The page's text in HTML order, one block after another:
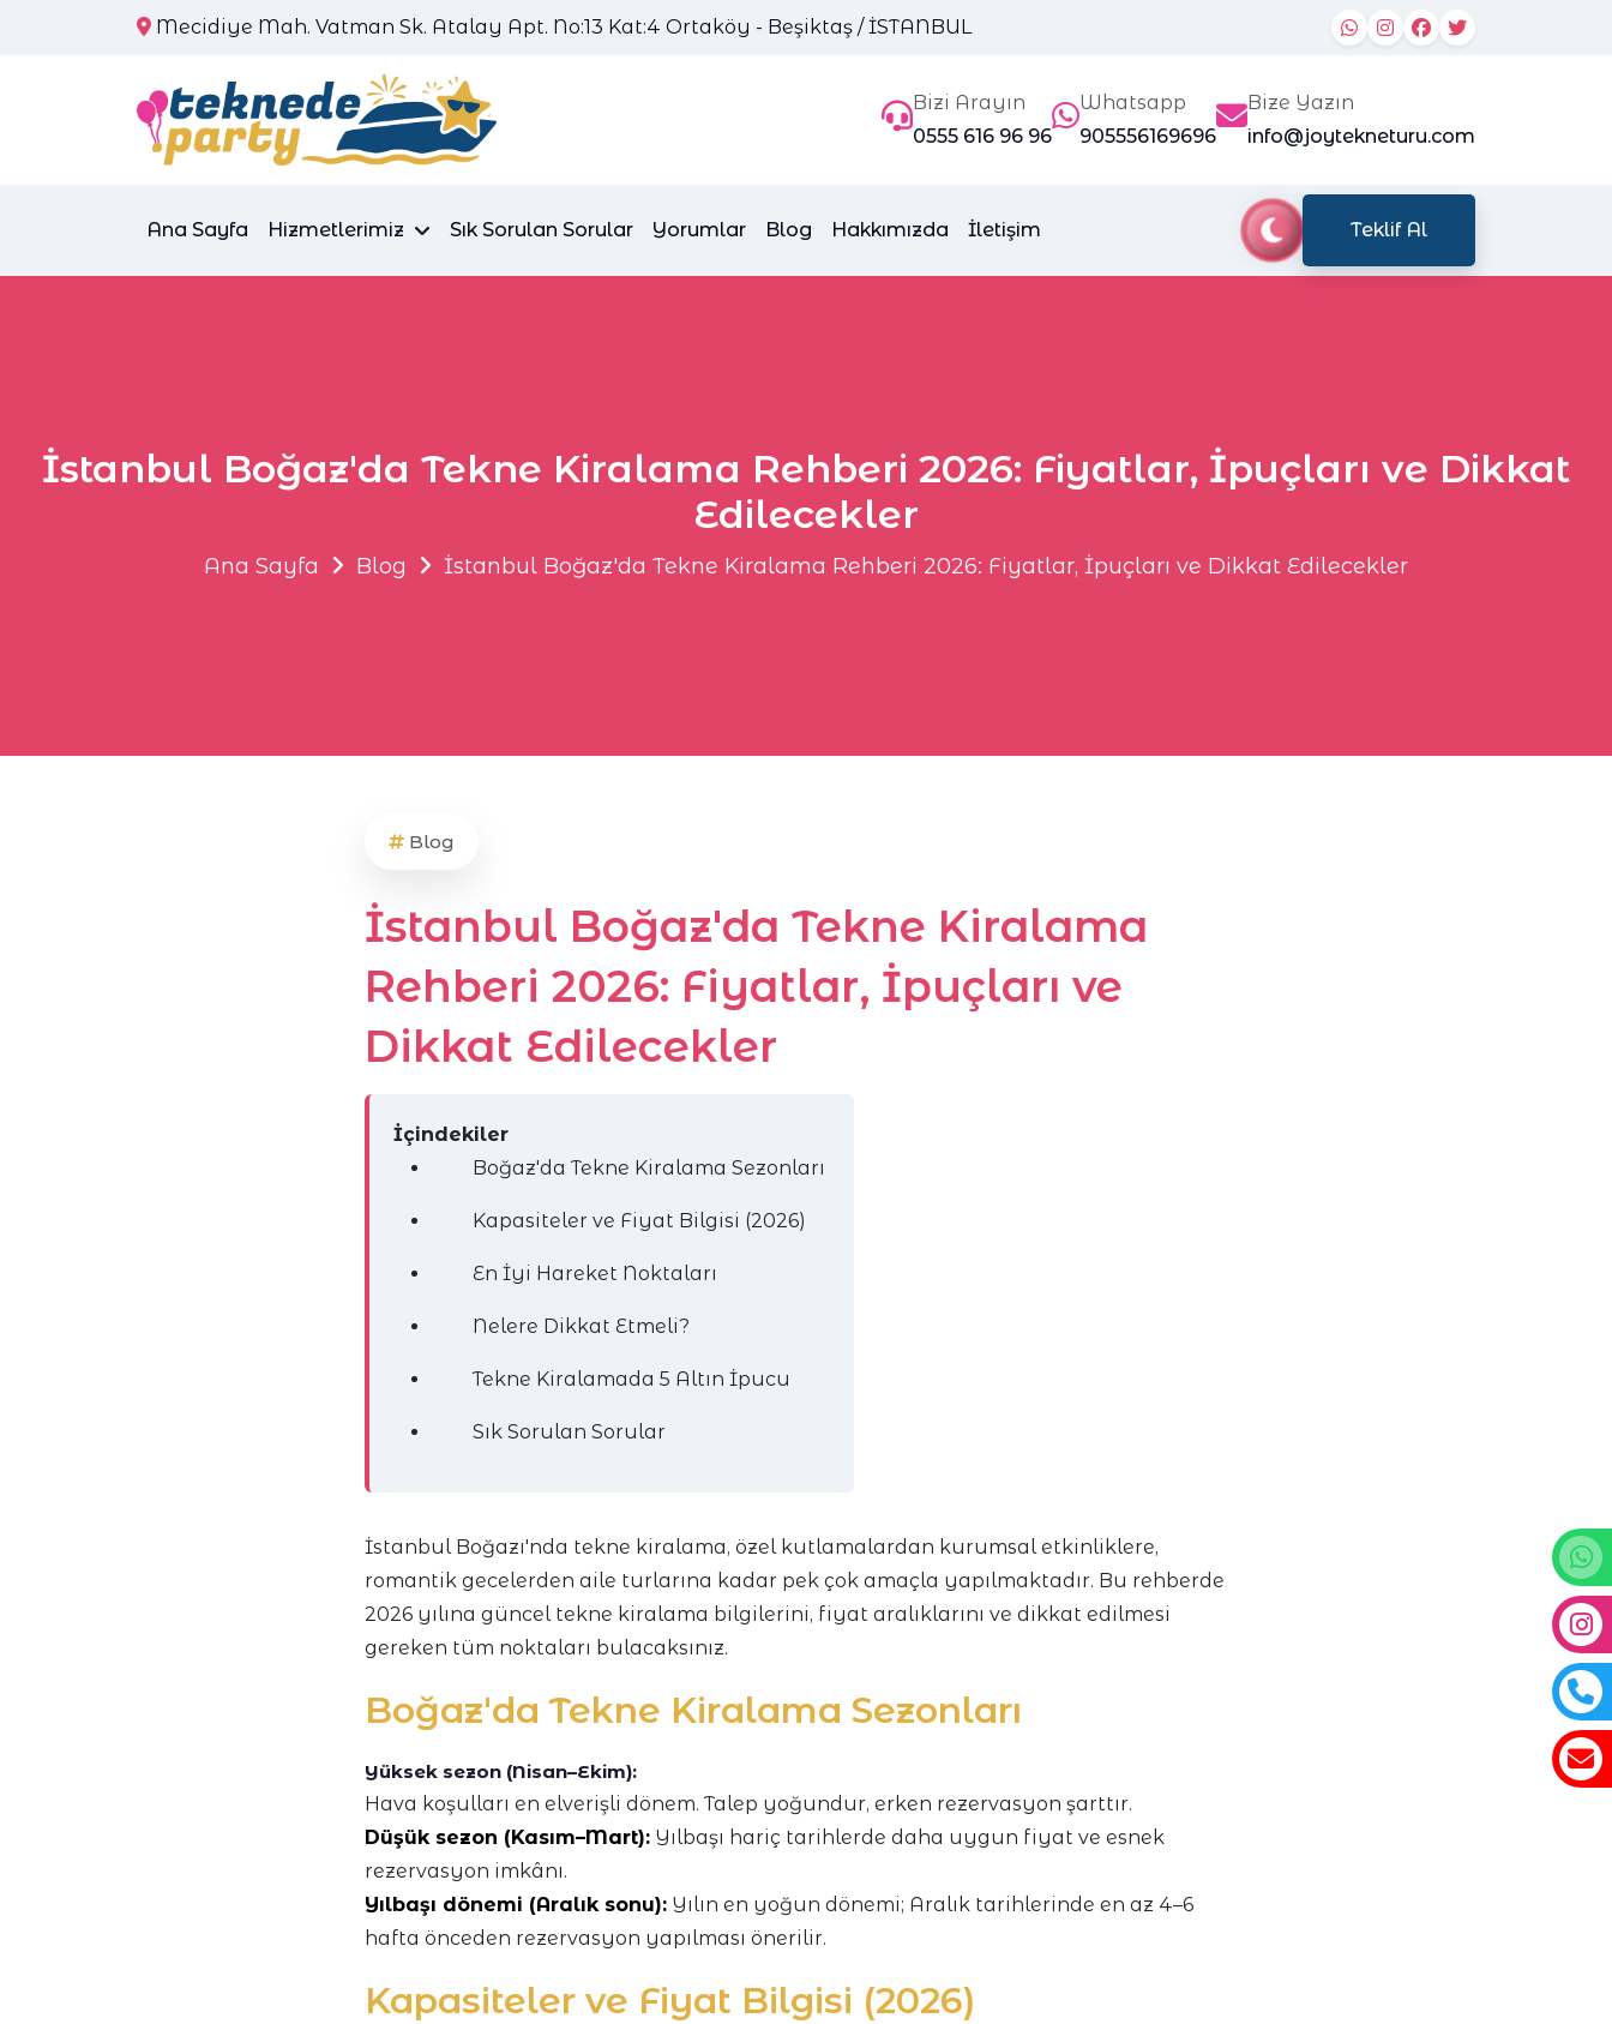
Mecidiye Mah. Vatman Sk. Atalay Apt. No:13 Kat:4 Ortaköy - Beşiktaş / İSTANBUL
Bizi Arayın
0555 616 96 96
Whatsapp
905556169696
Bize Yazın
info@joytekneturu.com
Ana Sayfa Hizmetlerimiz Sık Sorulan Sorular Yorumlar Blog Hakkımızda İletişim Teklif Al
İstanbul Boğaz'da Tekne Kiralama Rehberi 2026: Fiyatlar, İpuçları ve Dikkat
Edilecekler
Ana Sayfa Blog İstanbul Boğaz'da Tekne Kiralama Rehberi 2026: Fiyatlar, İpuçları ve Dikkat Edilecekler
Blog
İstanbul Boğaz'da Tekne Kiralama
Rehberi 2026: Fiyatlar, İpuçları ve
Dikkat Edilecekler
İçindekiler
Boğaz'da Tekne Kiralama Sezonları
Kapasiteler ve Fiyat Bilgisi (2026)
En İyi Hareket Noktaları
Nelere Dikkat Etmeli?
Tekne Kiralamada 5 Altın İpucu
Sık Sorulan Sorular
İstanbul Boğazı'nda tekne kiralama, özel kutlamalardan kurumsal etkinliklere,
romantik gecelerden aile turlarına kadar pek çok amaçla yapılmaktadır. Bu rehberde
2026 yılına güncel tekne kiralama bilgilerini, fiyat aralıklarını ve dikkat edilmesi
gereken tüm noktaları bulacaksınız.
Boğaz'da Tekne Kiralama Sezonları
Yüksek sezon (Nisan–Ekim):
Hava koşulları en elverişli dönem. Talep yoğundur, erken rezervasyon şarttır.
Düşük sezon (Kasım–Mart): Yılbaşı hariç tarihlerde daha uygun fiyat ve esnek
rezervasyon imkânı.
Yılbaşı dönemi (Aralık sonu): Yılın en yoğun dönemi; Aralık tarihlerinde en az 4–6
hafta önceden rezervasyon yapılması önerilir.
Kapasiteler ve Fiyat Bilgisi (2026)